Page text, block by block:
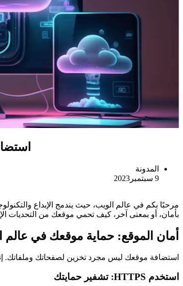
المدونة
9 سبتمبر2023
مرحبًا بكم في عالم الويب، حيث يندمج الإبداع
بأمان، أو بمعنى آخر، كيف تحمي موقعك من التحديات
أمان الموقع: حماية موقعك في عالم
استضافة موقعك ليس مجرد تخزين لصفحاتك وملفاتك.
استخدم HTTPS: تشفير حمايتك